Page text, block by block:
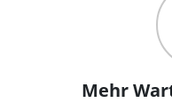
Mehr